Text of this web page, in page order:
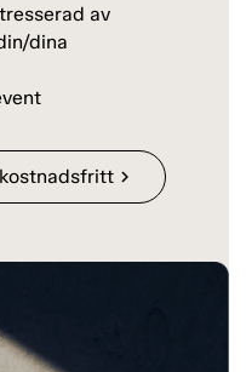
av
dina
chevron_right